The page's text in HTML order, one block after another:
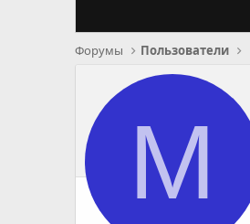
Форумы Пользователи
M